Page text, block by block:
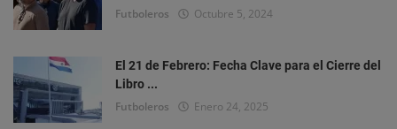
Futboleros Octubre 5, 2024
El 21 de Febrero: Fecha Clave para el Cierre del
Libro ...
Futboleros Enero 24, 2025